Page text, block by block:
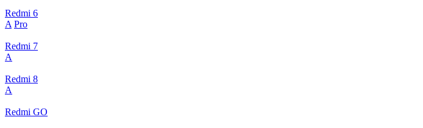
Redmi 6
A Pro
Redmi 7
A
Redmi 8
A
Redmi GO